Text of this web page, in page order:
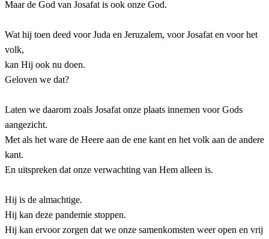
Maar de God van Josafat is ook onze God.
Wat hij toen deed voor Juda en Jeruzalem, voor Josafat en voor het
volk,
kan Hij ook nu doen.
Geloven we dat?
Laten we daarom zoals Josafat onze plaats innemen voor Gods
aangezicht.
Met als het ware de Heere aan de ene kant en het volk aan de andere
kant.
En uitspreken dat onze verwachting van Hem alleen is.
Hij is de almachtige.
Hij kan deze pandemie stoppen.
Hij kan ervoor zorgen dat we onze samenkomsten weer open en vrij